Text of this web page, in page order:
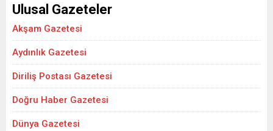
Ulusal Gazeteler
Akşam Gazetesi
Aydınlık Gazetesi
Diriliş Postası Gazetesi
Doğru Haber Gazetesi
Dünya Gazetesi